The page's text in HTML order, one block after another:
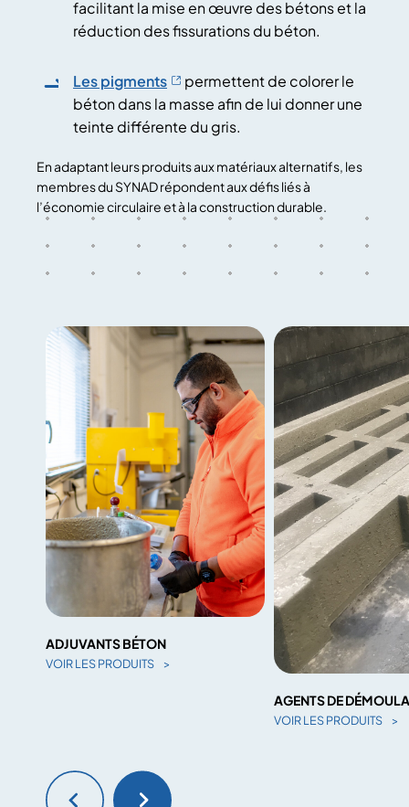
facilitant la mise en œuvre des bétons et la
réduction des fissurations du béton.
Les pigments
permettent de colorer le
béton dans la masse afin de lui donner une
teinte différente du gris.
En adaptant leurs produits aux matériaux alternatifs, les
membres du SYNAD répondent aux défis liés à
l’économie circulaire et à la construction durable.
ADJUVANTS BÉTON
VOIR LES PRODUITS
AGENTS DE
VOIR LES PRODUITS